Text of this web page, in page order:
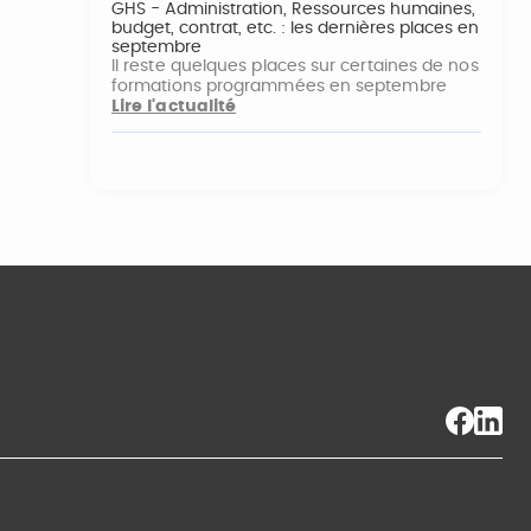
GHS - Administration, Ressources humaines,
budget, contrat, etc. : les dernières places en
septembre
Il reste quelques places sur certaines de nos
formations programmées en septembre
Lire l'actualité